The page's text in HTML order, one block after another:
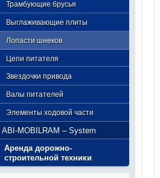
фрез
Трамбующие брусья
Выглаживающие плиты
Лопасти шнеков
Цепи питателя
Звездочки привода
Валы питателей
Элементы ходовой части
ABI-MOBILRAM – System
Аренда дорожно-
строительной техники